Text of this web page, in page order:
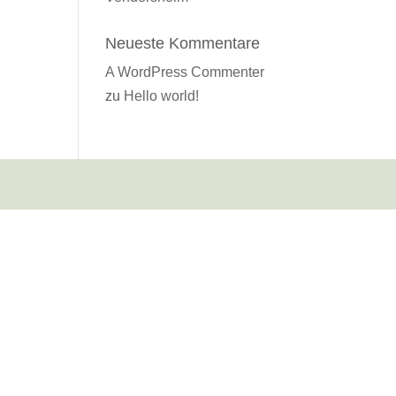
Neueste Kommentare
A WordPress Commenter
zu Hello world!